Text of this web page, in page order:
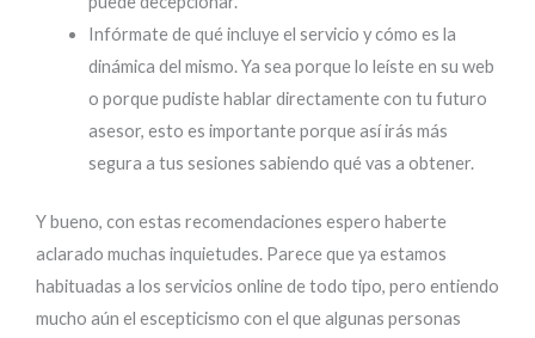
Infórmate de qué incluye el servicio y cómo es la
dinámica del mismo. Ya sea porque lo leíste en su web
o porque pudiste hablar directamente con tu futuro
asesor, esto es importante porque así irás más
segura a tus sesiones sabiendo qué vas a obtener.
Y bueno, con estas recomendaciones espero haberte
aclarado muchas inquietudes. Parece que ya estamos
habituadas a los servicios online de todo tipo, pero entiendo
mucho aún el escepticismo con el que algunas personas